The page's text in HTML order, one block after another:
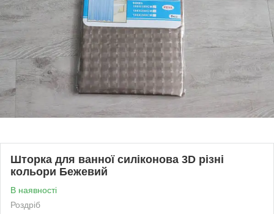
Шторка для ванної силіконова 3D різні
кольори Бежевий
В наявності
Роздріб